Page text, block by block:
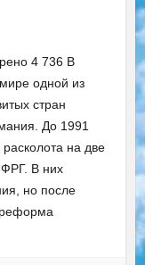
4 736 В
одной из
стран
До 1991
на две
В них
но после